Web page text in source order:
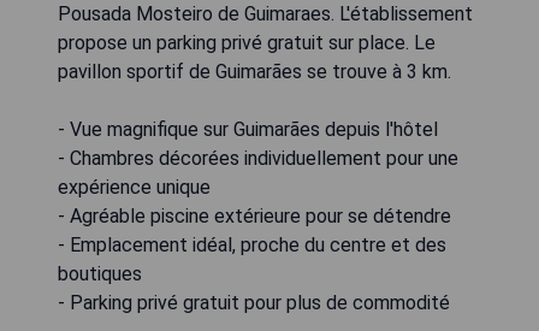
Pousada Mosteiro de Guimaraes. L'établissement
propose un parking privé gratuit sur place. Le
pavillon sportif de Guimarães se trouve à 3 km.
- Vue magnifique sur Guimarães depuis l'hôtel
- Chambres décorées individuellement pour une
expérience unique
- Agréable piscine extérieure pour se détendre
- Emplacement idéal, proche du centre et des
boutiques
- Parking privé gratuit pour plus de commodité